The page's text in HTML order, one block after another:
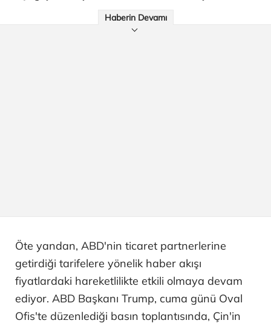
Haberin Devamı
Öte yandan, ABD'nin ticaret partnerlerine
getirdiği tarifelere yönelik haber akışı
fiyatlardaki hareketlilikte etkili olmaya devam
ediyor. ABD Başkanı Trump, cuma günü Oval
Ofis'te düzenlediği basın toplantısında, Çin'in